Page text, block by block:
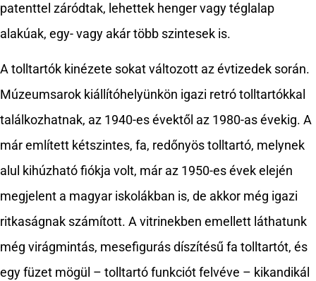
patenttel záródtak, lehettek henger vagy téglalap
alakúak, egy- vagy akár több szintesek is.
A tolltartók kinézete sokat változott az évtizedek során.
Múzeumsarok kiállítóhelyünkön igazi retró tolltartókkal
találkozhatnak, az 1940-es évektől az 1980-as évekig. A
már említett kétszintes, fa, redőnyös tolltartó, melynek
alul kihúzható fiókja volt, már az 1950-es évek elején
megjelent a magyar iskolákban is, de akkor még igazi
ritkaságnak számított. A vitrinekben emellett láthatunk
még virágmintás, mesefigurás díszítésű fa tolltartót, és
egy füzet mögül – tolltartó funkciót felvéve – kikandikál